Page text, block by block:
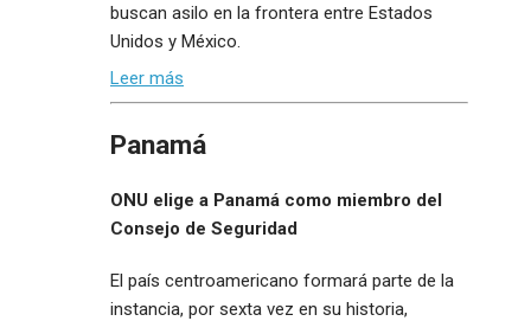
buscan asilo en la frontera entre Estados
Unidos y México.
Leer más
Panamá
ONU elige a Panamá como miembro del
Consejo de Seguridad
El país centroamericano formará parte de la
instancia, por sexta vez en su historia,